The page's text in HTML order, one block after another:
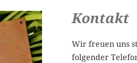
Kontakt
Wir freuen uns
folgender